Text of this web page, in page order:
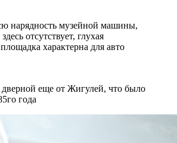
нарядность музейной машины,
отсутствует, глухая
характерна для авто
еще от Жигулей, что было
года